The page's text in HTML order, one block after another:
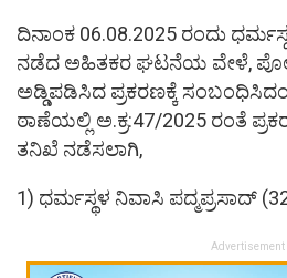
ದಿನಾಂಕ 06.08.2025 ರಂದು
ನಡೆದ ಅಹಿತಕರ ಘಟನೆಯ ವೇಳೆ,
ಅಡ್ಡಿಪಡಿಸಿದ ಪ್ರಕರಣಕ್ಕೆ
ಠಾಣೆಯಲ್ಲಿ ಅ.ಕ್ರ:47/2025 ರಂತೆ
ತನಿಖೆ ನಡೆಸಲಾಗಿ,
1) ಧರ್ಮಸ್ಥಳ ನಿವಾಸಿ ಪದ್ಮಪ್ರಸಾದ್
Advertisement